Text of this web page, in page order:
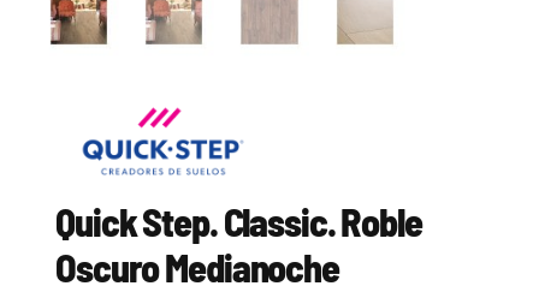
Quick Step. Classic. Roble
Oscuro Medianoche